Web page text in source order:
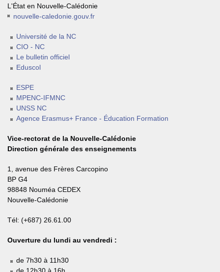
L'État en Nouvelle-Calédonie
nouvelle-caledonie.gouv.fr
Université de la NC
CIO - NC
Le bulletin officiel
Eduscol
ESPE
MPENC-IFMNC
UNSS NC
Agence Erasmus+ France - Éducation Formation
Vice-rectorat de la Nouvelle-Calédonie
Direction générale des enseignements
1, avenue des Frères Carcopino
BP G4
98848 Nouméa CEDEX
Nouvelle-Calédonie
Tél: (+687) 26.61.00
Ouverture du lundi au vendredi :
de 7h30 à 11h30